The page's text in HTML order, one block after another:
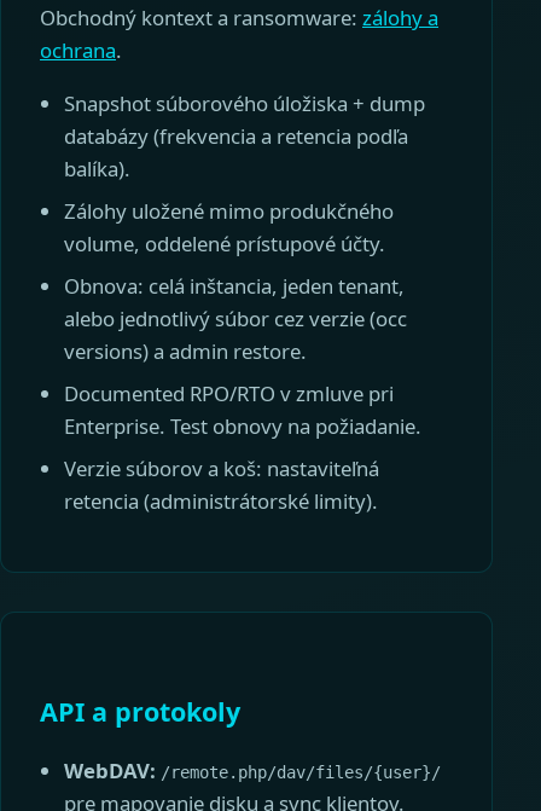
Obchodný kontext a ransomware: zálohy a
ochrana.
Snapshot súborového úložiska + dump
databázy (frekvencia a retencia podľa
balíka).
Zálohy uložené mimo produkčného
volume, oddelené prístupové účty.
Obnova: celá inštancia, jeden tenant,
alebo jednotlivý súbor cez verzie (occ
versions) a admin restore.
Documented RPO/RTO v zmluve pri
Enterprise. Test obnovy na požiadanie.
Verzie súborov a koš: nastaviteľná
retencia (administrátorské limity).
API a protokoly
WebDAV: /remote.php/dav/files/{user}/
pre mapovanie disku a sync klientov.